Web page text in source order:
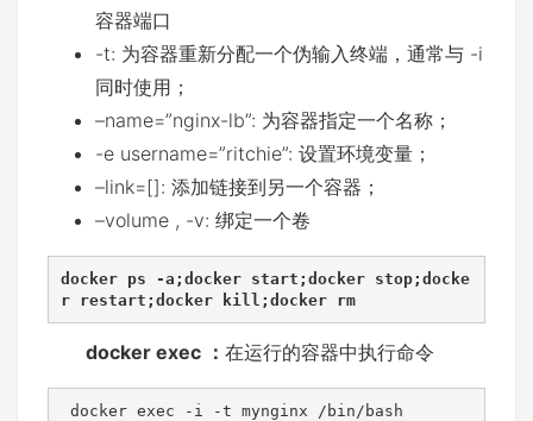
容器端口
-t: 为容器重新分配一个伪输入终端，通常与 -i
同时使用；
–name=”nginx-lb”: 为容器指定一个名称；
-e username=”ritchie”: 设置环境变量；
–link=[]: 添加链接到另一个容器；
–volume , -v: 绑定一个卷
docker ps -a;docker start;docker stop;docke
r restart;docker kill;docker rm
docker exec ： 在运行的容器中执行命令
docker exec -i -t mynginx /bin/bash